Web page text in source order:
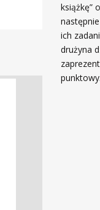
książkę”
ich
drużyna